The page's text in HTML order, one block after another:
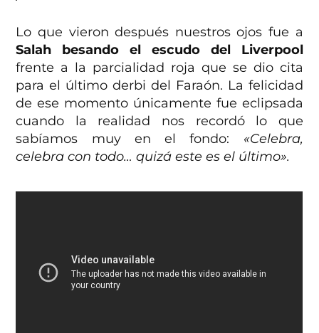
Lo que vieron después nuestros ojos fue a
Salah besando el escudo del Liverpool
frente a la parcialidad roja que se dio cita
para el último derbi del Faraón. La felicidad
de ese momento únicamente fue eclipsada
cuando la realidad nos recordó lo que
sabíamos muy en el fondo: «Celebra,
celebra con todo… quizá este es el último».